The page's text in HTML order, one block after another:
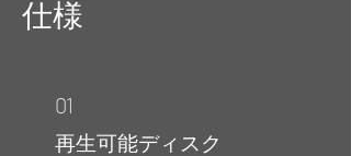
仕様
01
再生可能ディスク